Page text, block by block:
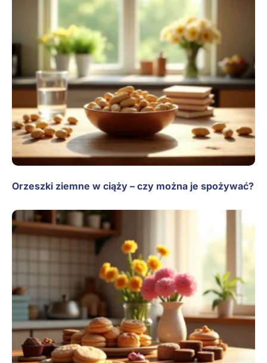
Orzeszki ziemne w ciąży – czy można je spożywać?